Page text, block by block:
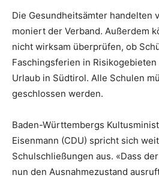
Die Gesundheitsämter handelten
moniert der Verband. Außerdem
nicht wirksam überprüfen, ob
Faschingsferien in
Urlaub in Südtirol. Alle Schulen
geschlossen werden.
Baden-Württembergs
Eisenmann (CDU) spricht sich
Schulschließungen aus. «Dass
nun den Ausnahmezustand